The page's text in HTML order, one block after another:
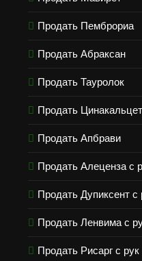
Продать Пемброриа
Продать Абраксан
Продать Тауролок
Продать Цинакальцет
Продать Апбрави
Продать Алеценза с
Продать Дупиксент с
Продать Ленвима с
Продать Рисарг с рук